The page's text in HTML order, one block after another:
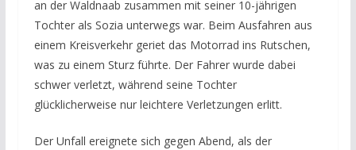
an der Waldnaab zusammen mit seiner 10-jährigen
Tochter als Sozia unterwegs war. Beim Ausfahren aus
einem Kreisverkehr geriet das Motorrad ins Rutschen,
was zu einem Sturz führte. Der Fahrer wurde dabei
schwer verletzt, während seine Tochter
glücklicherweise nur leichtere Verletzungen erlitt.
Der Unfall ereignete sich gegen Abend, als der